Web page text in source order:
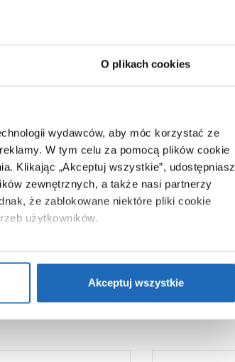
O plikach cookies
wydawców, aby móc korzystać ze
W tym celu za pomocą plików cookie
Klikając „Akceptuj wszystkie”, udostępniasz
zewnętrznych, a także nasi partnerzy
że zablokowane niektóre pliki cookie
użytkowników.
plików cookie”.Jeśli chcesz uzyskać
Akceptuj wszystkie
x 8 x 59 cm
kg